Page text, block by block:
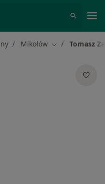
Mikołów Zmień miasto
Tomasz